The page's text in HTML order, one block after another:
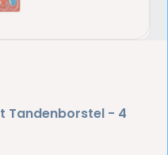
Tandenborstel - 4